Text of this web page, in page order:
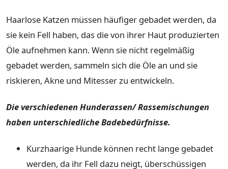
Haarlose Katzen müssen häufiger gebadet werden, da
sie kein Fell haben, das die von ihrer Haut produzierten
Öle aufnehmen kann. Wenn sie nicht regelmäßig
gebadet werden, sammeln sich die Öle an und sie
riskieren, Akne und Mitesser zu entwickeln.
Die verschiedenen Hunderassen/ Rassemischungen
haben unterschiedliche Badebedürfnisse.
Kurzhaarige Hunde können recht lange gebadet
werden, da ihr Fell dazu neigt, überschüssigen